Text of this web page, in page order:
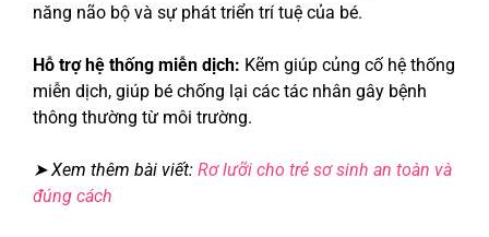
năng não bộ và sự phát triển trí tuệ của bé.
Hỗ trợ hệ thống miễn dịch: Kẽm giúp củng cố hệ thống
miễn dịch, giúp bé chống lại các tác nhân gây bệnh
thông thường từ môi trường.
➤ Xem thêm bài viết: Rơ lưỡi cho trẻ sơ sinh an toàn và
đúng cách